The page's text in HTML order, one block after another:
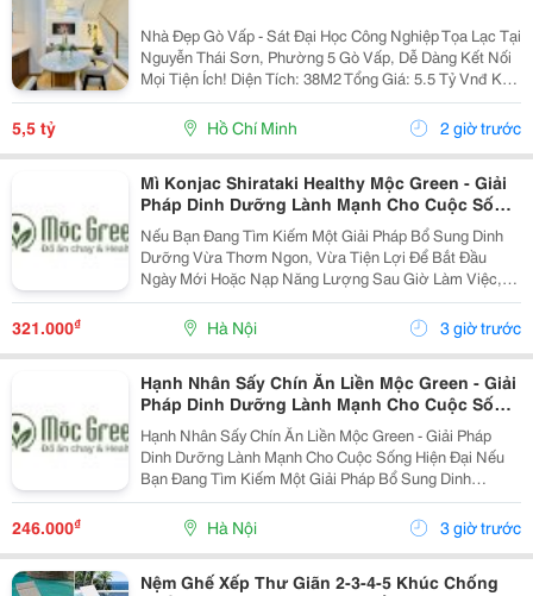
Nhà Đẹp Gò Vấp - Sát Đại Học Công Nghiệp Tọa Lạc Tại
Nguyễn Thái Sơn, Phường 5 Gò Vấp, Dễ Dàng Kết Nối
Mọi Tiện Ích! Diện Tích: 38M2 Tổng Giá: 5.5 Tỷ Vnđ Kết
Cấu: Nhà 1 Trệt 2 Lầu Kiên Cố, 3Pn, 3Wc, Ban Công,
Sân Thượng Thoáng Mát, Sẵn Sàng Dọn...
5,5 tỷ Hồ Chí Minh 2 giờ trước
Mì Konjac Shirataki Healthy Mộc Green - Giải
Pháp Dinh Dưỡng Lành Mạnh Cho Cuộc Sống
Hiện Đại
Nếu Bạn Đang Tìm Kiếm Một Giải Pháp Bổ Sung Dinh
Dưỡng Vừa Thơm Ngon, Vừa Tiện Lợi Để Bắt Đầu
Ngày Mới Hoặc Nạp Năng Lượng Sau Giờ Làm Việc,
Thì Mì Konjac Shirataki Healthy Mộc Green Chính Là
Lựa Chọn Hoàn Hảo. Vì Sao Nên Lựa Chọn Mì Konjac...
321.000₫ Hà Nội 3 giờ trước
Hạnh Nhân Sấy Chín Ăn Liền Mộc Green - Giải
Pháp Dinh Dưỡng Lành Mạnh Cho Cuộc Sống
Hiện Đại
Hạnh Nhân Sấy Chín Ăn Liền Mộc Green - Giải Pháp
Dinh Dưỡng Lành Mạnh Cho Cuộc Sống Hiện Đại Nếu
Bạn Đang Tìm Kiếm Một Giải Pháp Bổ Sung Dinh
Dưỡng Vừa Thơm Ngon, Vừa Tiện Lợi Để Bắt Đầu
Ngày Mới Hoặc Nạp Năng Lượng Sau Giờ Làm Việc,
Thì Hạnh Nhân...
246.000₫ Hà Nội 3 giờ trước
Nệm Ghế Xếp Thư Giãn 2-3-4-5 Khúc Chống